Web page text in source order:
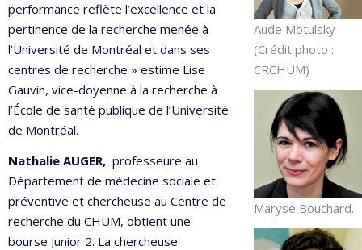
Aude Motulsky
(Crédit photo :
CRCHUM)
Maryse Bouchard.
performance reflète l’excellence et la
pertinence de la recherche menée à
l’Université de Montréal et dans ses
centres de recherche » estime Lise
Gauvin, vice-doyenne à la recherche à
l’École de santé publique de l’Université
de Montréal.
Nathalie AUGER, professeure au
Département de médecine sociale et
préventive et chercheuse au Centre de
recherche du CHUM, obtient une
bourse Junior 2. La chercheuse